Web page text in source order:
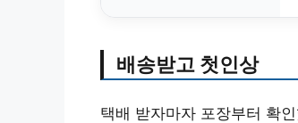
배송받고 첫인상
택배 받자마자 포장부터 확